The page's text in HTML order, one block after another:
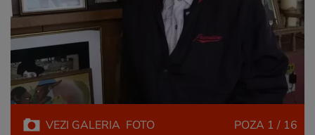
VEZI GALERIA FOTO POZA 1 / 16